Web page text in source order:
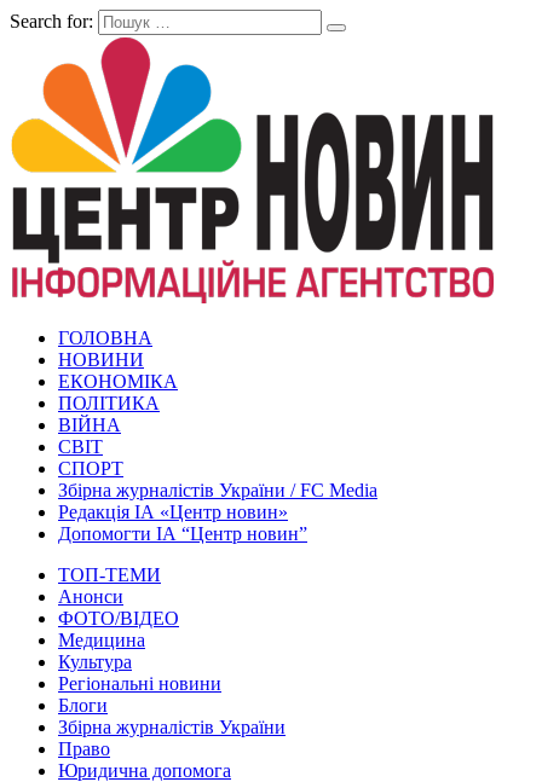
Search for:
ГОЛОВНА
НОВИНИ
ЕКОНОМІКА
ПОЛІТИКА
ВІЙНА
СВІТ
СПОРТ
Збірна журналістів України / FC Media
Редакція ІА «Центр новин»
Допомогти ІА “Центр новин”
ТОП-ТЕМИ
Анонси
ФОТО/ВІДЕО
Медицина
Культура
Регіональні новини
Блоги
Збірна журналістів України
Право
Юридична допомога